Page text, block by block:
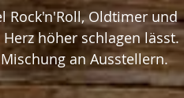
Rock'n'Roll, Oldtimer und
höher schlagen lässt.
an Ausstellern.